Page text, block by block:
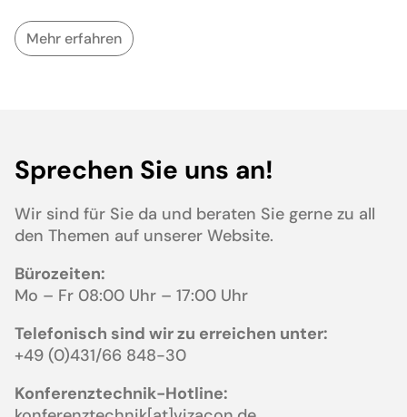
Mehr erfahren
Sprechen Sie uns an!
Wir sind für Sie da und beraten Sie gerne zu all
den Themen auf unserer Website.
Bürozeiten:
Mo – Fr 08:00 Uhr – 17:00 Uhr
Telefonisch sind wir zu erreichen unter:
+49 (0)431/66 848-30
Konferenztechnik-Hotline: